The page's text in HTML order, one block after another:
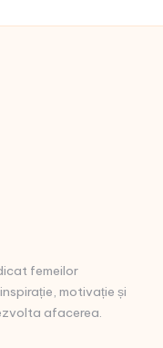
femeilor
motivație și
afacerea.